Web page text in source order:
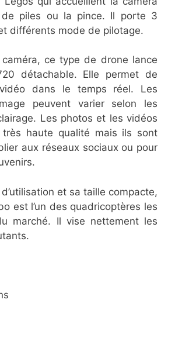
piles ou la pince. Il porte 3
différents mode de pilotage.
ce type de drone lance
détachable. Elle permet de
dans le temps réel. Les
peuvent varier selon les
Les photos et les vidéos
très haute qualité mais ils sont
aux réseaux sociaux ou pour
et sa taille compacte,
est l’un des quadricoptères les
marché. Il vise nettement les